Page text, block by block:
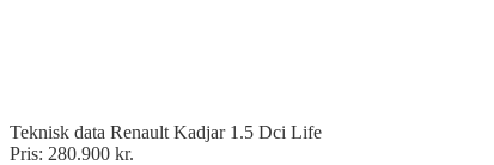
Teknisk data Renault Kadjar 1.5 Dci Life
Pris: 280.900 kr.